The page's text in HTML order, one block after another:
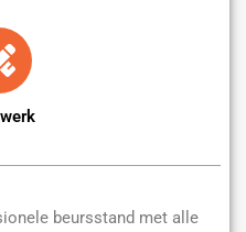
beursstand met alle